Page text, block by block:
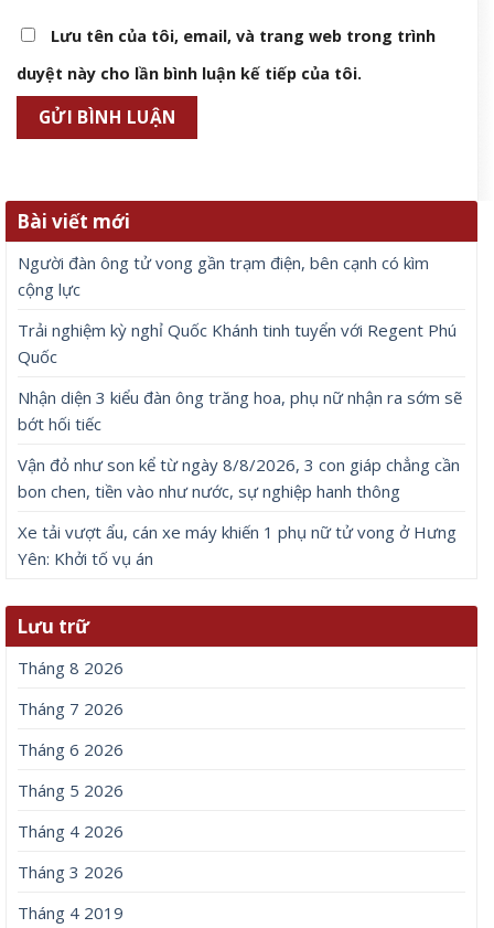
Lưu tên của tôi, email, và trang web trong trình
duyệt này cho lần bình luận kế tiếp của tôi.
Bài viết mới
Người đàn ông tử vong gần trạm điện, bên cạnh có kìm
cộng lực
Trải nghiệm kỳ nghỉ Quốc Khánh tinh tuyển với Regent Phú
Quốc
Nhận diện 3 kiểu đàn ông trăng hoa, phụ nữ nhận ra sớm sẽ
bớt hối tiếc
Vận đỏ như son kể từ ngày 8/8/2026, 3 con giáp chẳng cần
bon chen, tiền vào như nước, sự nghiệp hanh thông
Xe tải vượt ẩu, cán xe máy khiến 1 phụ nữ tử vong ở Hưng
Yên: Khởi tố vụ án
Lưu trữ
Tháng 8 2026
Tháng 7 2026
Tháng 6 2026
Tháng 5 2026
Tháng 4 2026
Tháng 3 2026
Tháng 4 2019